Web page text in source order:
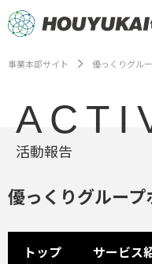
事業本部サイト 優っくりグル
活動報告
優っくりグルー
トップ サービス